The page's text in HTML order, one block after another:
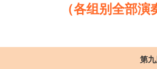
（各组别全部
第